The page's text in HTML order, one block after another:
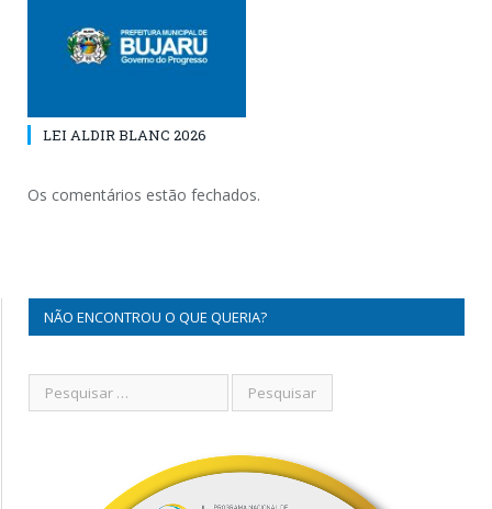
LEI ALDIR BLANC 2026
Os comentários estão fechados.
NÃO ENCONTROU O QUE QUERIA?